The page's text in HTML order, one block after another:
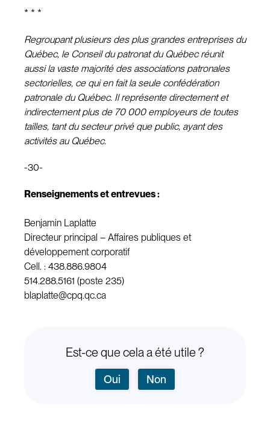
* * *
Regroupant plusieurs des plus grandes entreprises du
Québec, le Conseil du patronat du Québec réunit
aussi la vaste majorité des associations patronales
sectorielles, ce qui en fait la seule confédération
patronale du Québec. Il représente directement et
indirectement plus de 70 000 employeurs de toutes
tailles, tant du secteur privé que public, ayant des
activités au Québec.
-30-
Renseignements et entrevues :
Benjamin Laplatte
Directeur principal – Affaires publiques et
développement corporatif
Cell. : 438.886.9804
514.288.5161 (poste 235)
blaplatte@cpq.qc.ca
Est-ce que cela a été utile ?
Oui Non